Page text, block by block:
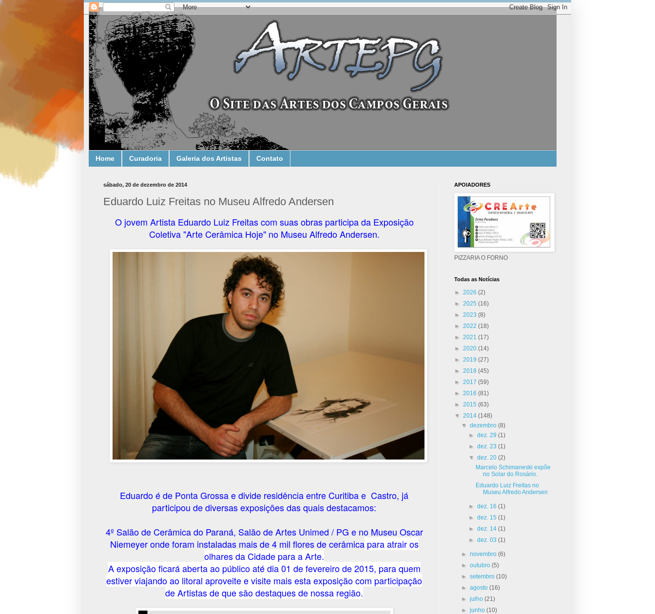
Home Curadoria Galeria dos Artistas Contato
sábado, 20 de dezembro de 2014
Eduardo Luiz Freitas no Museu Alfredo Andersen
O jovem Artista Eduardo Luiz Freitas com suas obras participa da Exposição
Coletiva "Arte Cerâmica Hoje" no Museu Alfredo Andersen.
Eduardo é de Ponta Grossa e divide residência entre Curitiba e Castro, já
participou de diversas exposições das quais destacamos:
4º Salão de Cerâmica do Paraná, Salão de Artes Unimed / PG e no Museu Oscar
Niemeyer onde foram instaladas mais de 4 mil flores de cerâmicapara atrair os
olhares da Cidade para a Arte.
A exposição ficará aberta ao público até dia 01 de fevereiro de 2015, para quem
estiver viajando ao litoral aproveite e visite mais esta exposição com participação
de Artistas de que são destaques de nossa região.
APOIADORES
PIZZARIA O FORNO
Todas as Notícias
► 2026 (2)
► 2025 (16)
► 2023 (8)
► 2022 (18)
► 2021 (17)
► 2020 (14)
► 2019 (27)
► 2018 (45)
► 2017 (59)
► 2016 (81)
► 2015 (63)
▼ 2014 (148)
▼dezembro(8)
► dez. 29 (1)
► dez. 23 (1)
▼ dez. 20 (2)
Marcelo Schimaneski expõe
no Solar do Rosário.
Eduardo Luiz Freitas no
Museu Alfredo Andersen
► dez. 16 (1)
► dez. 15 (1)
► dez. 14 (1)
► dez. 03 (1)
►novembro(6)
►outubro(5)
►setembro(10)
►agosto(16)
►julho(21)
►junho(10)